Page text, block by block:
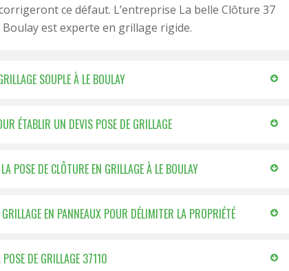
ce défaut. L’entreprise La belle Clôture 37
Boulay est experte en grillage rigide.
SOUPLE À LE BOULAY
ÉTABLIR UN DEVIS POSE DE GRILLAGE
POSE DE CLÔTURE EN GRILLAGE À LE BOULAY
EN PANNEAUX POUR DÉLIMITER LA PROPRIÉTÉ
DE GRILLAGE 37110